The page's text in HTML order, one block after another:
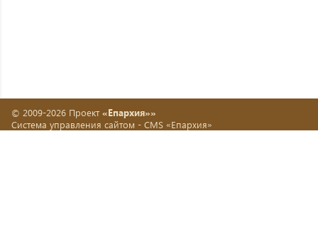
© 2009-2026 Проект «Епархия»»
Система управления сайтом - CMS «Епархия»